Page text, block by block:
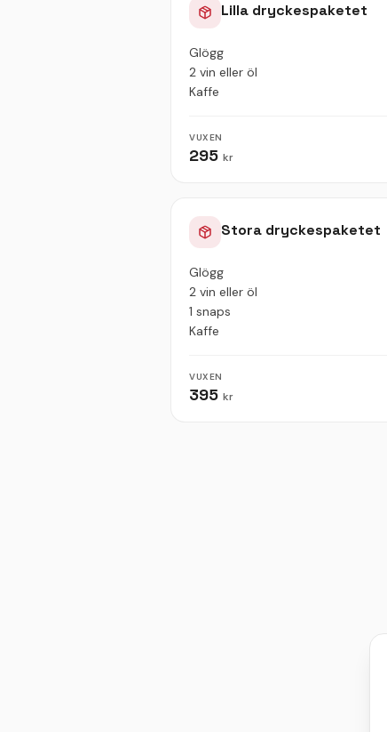
Lilla dryckespaketet
Glögg
2 vin eller öl
Kaffe
VUXEN
295 kr
Stora dryckespaketet
Glögg
2 vin eller öl
1 snaps
Kaffe
VUXEN
395 kr